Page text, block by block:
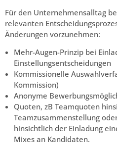
Für den Unternehmensalltag
relevanten
Änderungen vorzunehmen:
Mehr-Augen-Prinzip bei
Einstellungsentscheidungen
Kommissionelle
Kommission)
Anonyme
Quoten, zB Teamquoten
Teamzusammenstellung
hinsichtlich der Einladung
Mixes an Kandidaten.